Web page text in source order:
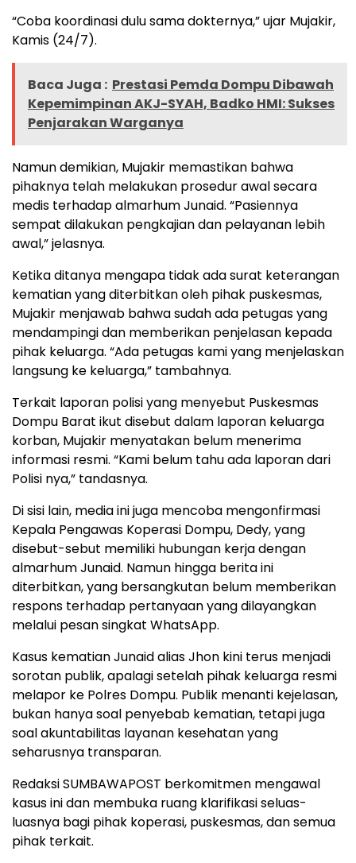
“Coba koordinasi dulu sama dokternya,” ujar Mujakir,
Kamis (24/7).
Baca Juga : Prestasi Pemda Dompu Dibawah
Kepemimpinan AKJ-SYAH, Badko HMI: Sukses
Penjarakan Warganya
Namun demikian, Mujakir memastikan bahwa
pihaknya telah melakukan prosedur awal secara
medis terhadap almarhum Junaid. “Pasiennya
sempat dilakukan pengkajian dan pelayanan lebih
awal,” jelasnya.
Ketika ditanya mengapa tidak ada surat keterangan
kematian yang diterbitkan oleh pihak puskesmas,
Mujakir menjawab bahwa sudah ada petugas yang
mendampingi dan memberikan penjelasan kepada
pihak keluarga. “Ada petugas kami yang menjelaskan
langsung ke keluarga,” tambahnya.
Terkait laporan polisi yang menyebut Puskesmas
Dompu Barat ikut disebut dalam laporan keluarga
korban, Mujakir menyatakan belum menerima
informasi resmi. “Kami belum tahu ada laporan dari
Polisi nya,” tandasnya.
Di sisi lain, media ini juga mencoba mengonfirmasi
Kepala Pengawas Koperasi Dompu, Dedy, yang
disebut-sebut memiliki hubungan kerja dengan
almarhum Junaid. Namun hingga berita ini
diterbitkan, yang bersangkutan belum memberikan
respons terhadap pertanyaan yang dilayangkan
melalui pesan singkat WhatsApp.
Kasus kematian Junaid alias Jhon kini terus menjadi
sorotan publik, apalagi setelah pihak keluarga resmi
melapor ke Polres Dompu. Publik menanti kejelasan,
bukan hanya soal penyebab kematian, tetapi juga
soal akuntabilitas layanan kesehatan yang
seharusnya transparan.
Redaksi SUMBAWAPOST berkomitmen mengawal
kasus ini dan membuka ruang klarifikasi seluas-
luasnya bagi pihak koperasi, puskesmas, dan semua
pihak terkait.